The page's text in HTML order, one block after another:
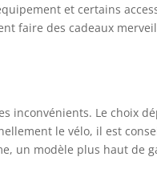
et certains
faire des cadeaux
inconvénients. Le choix
le vélo, il est
un modèle plus haut de